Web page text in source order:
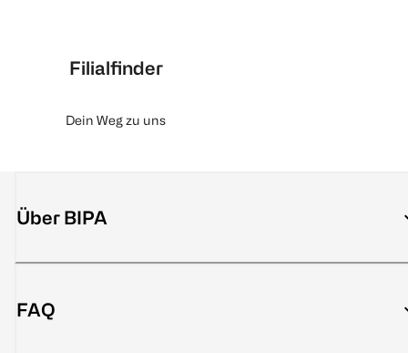
Filialfinder
Dein Weg zu uns
Über BIPA
FAQ